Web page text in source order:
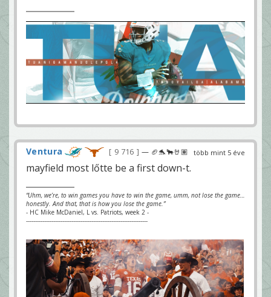
több mint 5 éve
Ventura 9 716 — 🏈🐬🐂🤘🏽
mayfield most lőtte be a first down-t.
“Uhm, we’re, to win games you have to win the game, umm, not lose the game…
honestly. And that, that is how you lose the game.”
- HC Mike McDaniel, L vs. Patriots, week 2 -
-------------------------------------------------------------------